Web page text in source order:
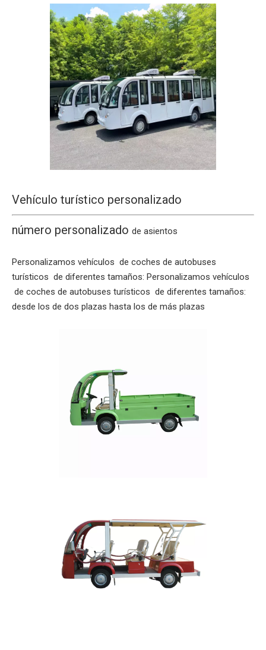
Vehículo turístico personalizado
número personalizado de asientos
Personalizamos vehículos de coches de autobuses
turísticos de diferentes tamaños: Personalizamos vehículos
de coches de autobuses turísticos de diferentes tamaños:
desde los de dos plazas hasta los de más plazas